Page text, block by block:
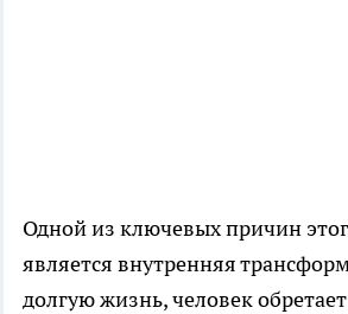
Одной из ключевых причин
является внутренняя
долгую жизнь, человек